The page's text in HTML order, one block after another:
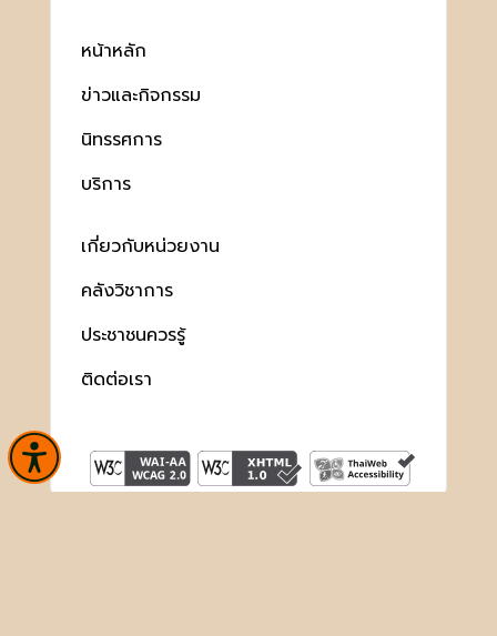
หน้าหลัก
ข่าวและกิจกรรม
นิทรรศการ
บริการ
เกี่ยวกับหน่วยงาน
คลังวิชาการ
ประชาชนควรรู้
ติดต่อเรา